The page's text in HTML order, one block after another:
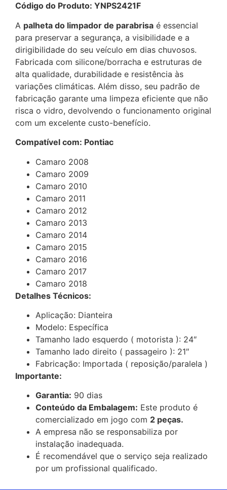
Código do Produto: YNPS2421F
A palheta do limpador de parabrisa é essencial
para preservar a segurança, a visibilidade e a
dirigibilidade do seu veículo em dias chuvosos.
Fabricada com silicone/borracha e estruturas de
alta qualidade, durabilidade e resistência às
variações climáticas. Além disso, seu padrão de
fabricação garante uma limpeza eficiente que não
risca o vidro, devolvendo o funcionamento original
com um excelente custo-benefício.
Compatível com: Pontiac
Camaro 2008
Camaro 2009
Camaro 2010
Camaro 2011
Camaro 2012
Camaro 2013
Camaro 2014
Camaro 2015
Camaro 2016
Camaro 2017
Camaro 2018
Detalhes Técnicos:
Aplicação: Dianteira
Modelo: Específica
Tamanho lado esquerdo ( motorista ): 24″
Tamanho lado direito ( passageiro ): 21″
Fabricação: Importada ( reposição/paralela )
Importante:
Garantia: 90 dias
Conteúdo da Embalagem: Este produto é
comercializado em jogo com 2 peças.
A empresa não se responsabiliza por
instalação inadequada.
É recomendável que o serviço seja realizado
por um profissional qualificado.